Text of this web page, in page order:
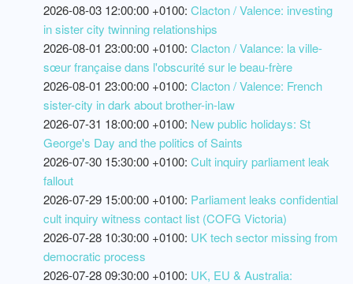
2026-08-03 12:00:00 +0100: Clacton / Valence: investing
in sister city twinning relationships
2026-08-01 23:00:00 +0100: Clacton / Valance: la ville-
sœur française dans l'obscurité sur le beau-frère
2026-08-01 23:00:00 +0100: Clacton / Valence: French
sister-city in dark about brother-in-law
2026-07-31 18:00:00 +0100: New public holidays: St
George's Day and the politics of Saints
2026-07-30 15:30:00 +0100: Cult inquiry parliament leak
fallout
2026-07-29 15:00:00 +0100: Parliament leaks confidential
cult inquiry witness contact list (COFG Victoria)
2026-07-28 10:30:00 +0100: UK tech sector missing from
democratic process
2026-07-28 09:30:00 +0100: UK, EU & Australia: